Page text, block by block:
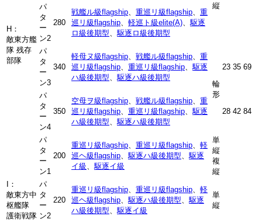
H：
敵東方艦
隊 残存
部隊
縦
パ
タ
ー
ン2
280
戦艦ル級flagship 重巡リ級flagship
重
巡リ級flagship
軽巡ト級elite(A)
駆逐
ロ級後期型
駆逐ロ級後期型
パ
タ
ー
ン3
340
軽母ヌ級flagship 戦艦ル級flagship
重
巡リ級flagship
重巡リ級flagship
駆逐
ハ級後期型
駆逐ハ級後期型
輪
形
23 35 69
パ
タ
ー
ン4
350
空母ヲ級flagship 戦艦ル級flagship
重
巡リ級flagship
重巡リ級flagship
駆逐
ハ級後期型
駆逐ハ級後期型
28 42 84
I：
敵東方中
枢艦隊
護衛戦隊
パ
タ
ー
ン1
200
重巡リ級flagship 重巡リ級flagship
軽
巡ヘ級flagship
駆逐ハ級後期型
駆逐
イ級
駆逐イ級
単
縦
複
縦
パ
タ
ー
ン2
220
重巡リ級flagship 重巡リ級flagship
軽
巡ヘ級flagship
駆逐ハ級後期型
駆逐
ハ級後期型
駆逐イ級
単
縦